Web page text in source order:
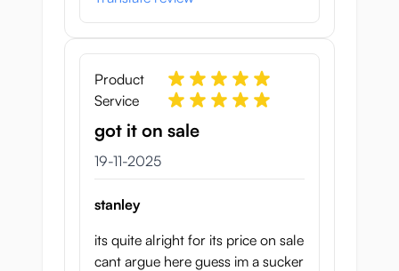
Product
Service
got it on sale
19 november 2025
19-11-2025
stanley
its quite alright for its price on sale
cant argue here guess im a sucker